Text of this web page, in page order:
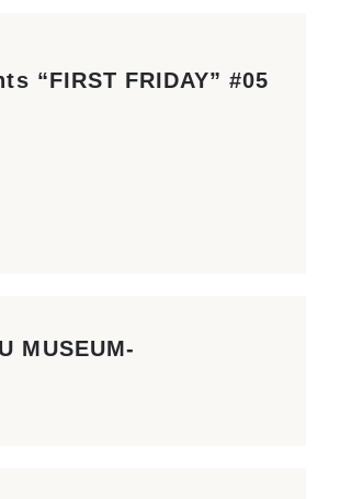
“FIRST FRIDAY” #05
MUSEUM-